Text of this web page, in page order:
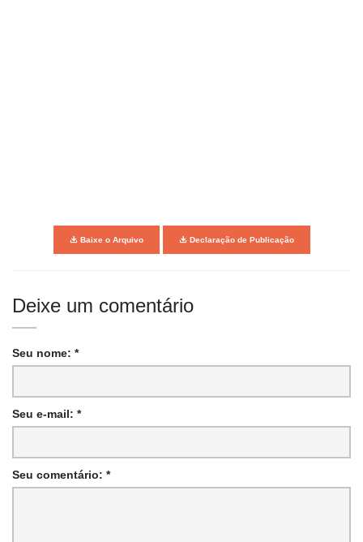
Baixe o Arquivo Declaração de Publicação
Deixe um comentário
Seu nome: *
Seu e-mail: *
Seu comentário: *